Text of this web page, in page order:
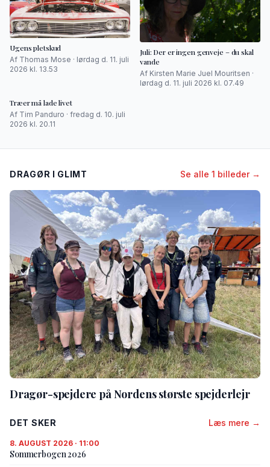
Ugens pletskud
Af Thomas Mose · lørdag d. 11. juli
2026 kl. 13.53
Juli: Der er ingen genveje – du skal
vande
Af Kirsten Marie Juel Mouritsen ·
lørdag d. 11. juli 2026 kl. 07.49
Træer må lade livet
Af Tim Panduro · fredag d. 10. juli
2026 kl. 20.11
DRAGØR I GLIMT Se alle 1 billeder →
Dragør-spejdere på Nordens største spejderlejr
DET SKER Læs mere →
8. AUGUST 2026 · 11:00
Sommerbogen 2026